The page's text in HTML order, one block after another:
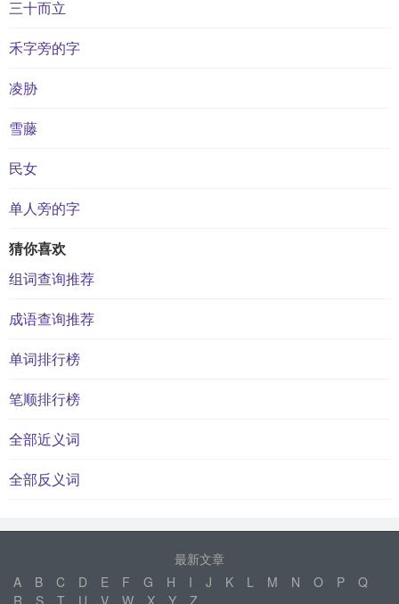
三十而立
禾字旁的字
凌胁
雪藤
民女
单人旁的字
猜你喜欢
组词查询推荐
成语查询推荐
单词排行榜
笔顺排行榜
全部近义词
全部反义词
最新文章
A
B C D E F G H I J K L M N O P
Q
R
S T U V W X Y Z